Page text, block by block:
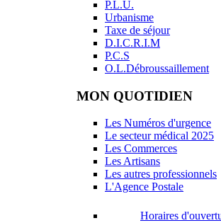
P.L.U.
Urbanisme
Taxe de séjour
D.I.C.R.I.M
P.C.S
O.L.Débroussaillement
MON QUOTIDIEN
Les Numéros d'urgence
Le secteur médical 2025
Les Commerces
Les Artisans
Les autres professionnels
L'Agence Postale
Horaires